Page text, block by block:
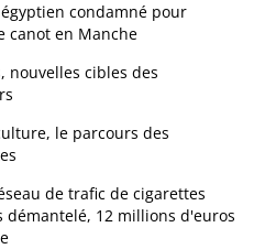
condamné pour
canot en Manche
nouvelles cibles des
le parcours des
de trafic de cigarettes
démantelé, 12 millions d'euros